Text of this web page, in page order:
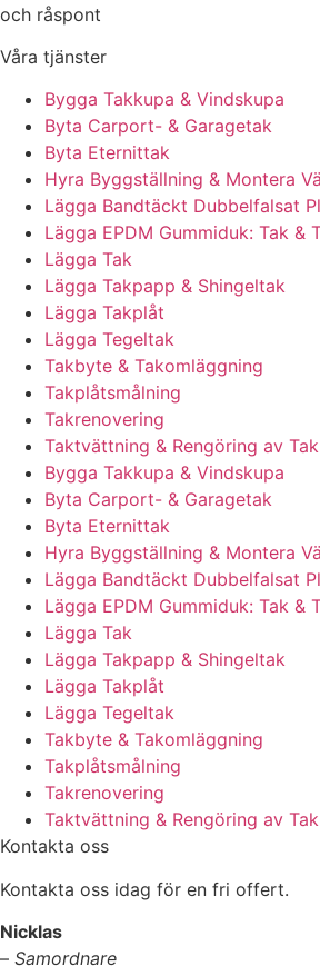
och råspont
Våra tjänster
Bygga Takkupa & Vindskupa
Byta Carport- & Garagetak
Byta Eternittak
Hyra Byggställning & Montera
Lägga Bandtäckt Dubbelfalsat
Lägga EPDM Gummiduk: Tak &
Lägga Tak
Lägga Takpapp & Shingeltak
Lägga Takplåt
Lägga Tegeltak
Takbyte & Takomläggning
Takplåtsmålning
Takrenovering
Taktvättning & Rengöring av Tak
Bygga Takkupa & Vindskupa
Byta Carport- & Garagetak
Byta Eternittak
Hyra Byggställning & Montera
Lägga Bandtäckt Dubbelfalsat
Lägga EPDM Gummiduk: Tak &
Lägga Tak
Lägga Takpapp & Shingeltak
Lägga Takplåt
Lägga Tegeltak
Takbyte & Takomläggning
Takplåtsmålning
Takrenovering
Taktvättning & Rengöring av Tak
Kontakta oss
Kontakta oss idag för en fri offert.
Nicklas
– Samordnare